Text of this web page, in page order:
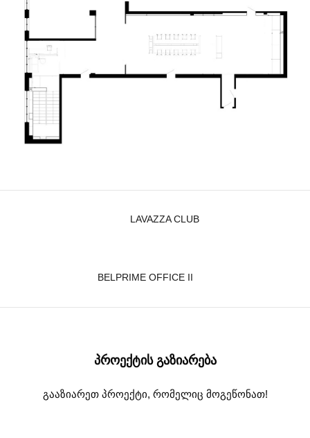
LAVAZZA CLUB
BELPRIME OFFICE II
ᲞᲠᲝᲔᲥᲢᲘᲡ ᲒᲐᲖᲘᲐᲠᲔᲑᲐ
გააზიარეთ პროექტი, რომელიც მოგეწონათ!